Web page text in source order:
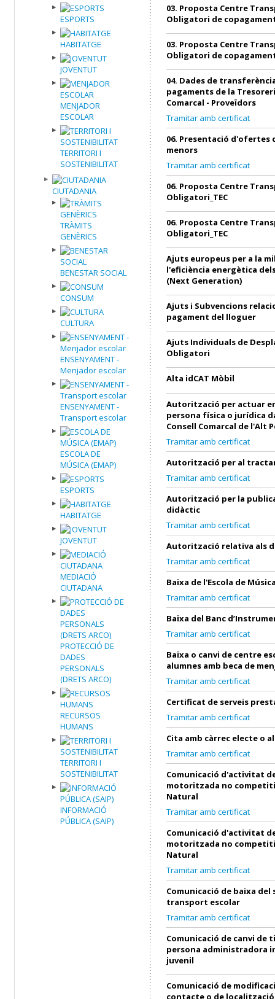
ESPORTS
HABITATGE
JOVENTUT
MENJADOR
ESCOLAR
TERRITORI I
SOSTENIBILITAT
CIUTADANIA
TRÀMITS
GENÈRICS
BENESTAR SOCIAL
CONSUM
CULTURA
ENSENYAMENT -
Menjador escolar
ENSENYAMENT -
Transport escolar
ESCOLA DE
MÚSICA (EMAP)
ESPORTS
HABITATGE
JOVENTUT
MEDIACIÓ
CIUTADANA
PROTECCIÓ DE
DADES
PERSONALS
(DRETS ARCO)
RECURSOS
HUMANS
TERRITORI I
SOSTENIBILITAT
INFORMACIÓ
PÚBLICA (SAIP)
03. Proposta Centre
Obligatori de
03. Proposta Centre
Obligatori de
04. Dades de
pagaments de la
Comarcal - Proveïdors
Tramitar amb certificat
06. Presentació d'ofertes
menors
Tramitar amb certificat
06. Proposta Centre
Obligatori_TEC
06. Proposta Centre
Obligatori_TEC
Ajuts europeus per a la
l'eficiència energètica
(Next Generation)
Ajuts i Subvencions
pagament del lloguer
Ajuts Individuals de
Obligatori
Alta idCAT Mòbil
Autorització per actuar
persona física o jurídica
Consell Comarcal de l'Alt
Tramitar amb certificat
Autorització per al
Tramitar amb certificat
Autorització per la
didàctic
Tramitar amb certificat
Autorització relativa als
Tramitar amb certificat
Baixa de l'Escola de
Tramitar amb certificat
Baixa del Banc
Tramitar amb certificat
Baixa o canvi de centre
alumnes amb beca de
Tramitar amb certificat
Certificat de serveis
Tramitar amb certificat
Cita amb càrrec electe o
Tramitar amb certificat
Comunicació d'activitat
motoritzada no
Natural
Tramitar amb certificat
Comunicació d'activitat
motoritzada no
Natural
Tramitar amb certificat
Comunicació de baixa del
transport escolar
Tramitar amb certificat
Comunicació de canvi de
persona administradora
juvenil
Comunicació de
contacte o de